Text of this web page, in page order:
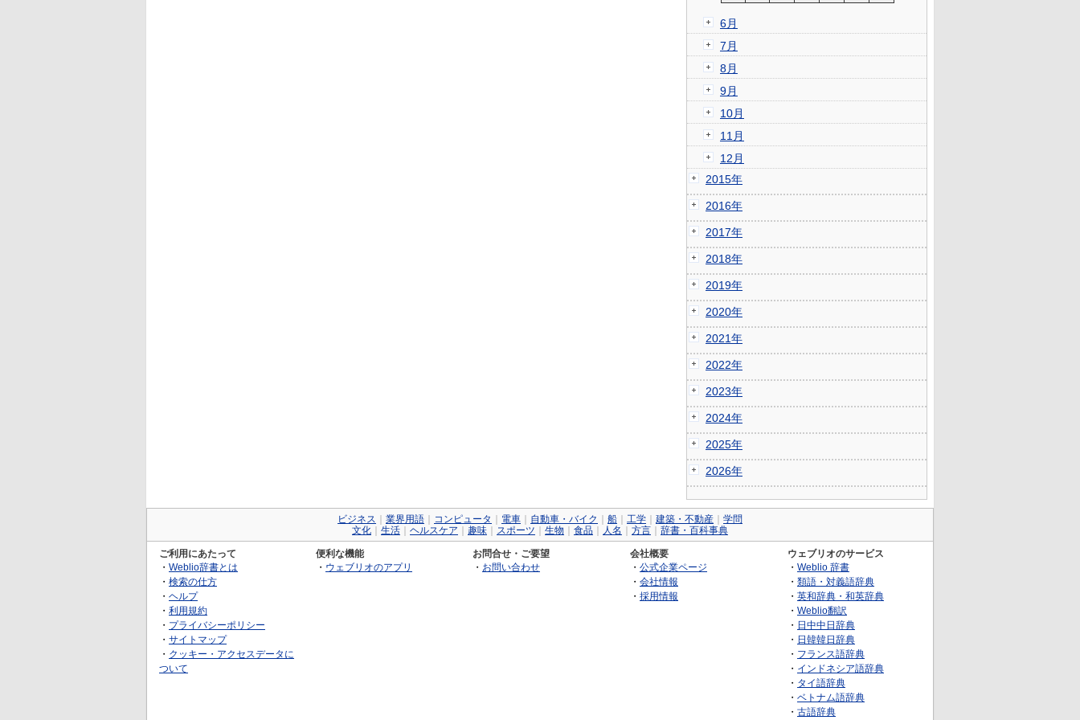
6月
7月
8月
9月
10月
11月
12月
2015年
2016年
2017年
2018年
2019年
2020年
2021年
2022年
2023年
2024年
2025年
2026年
ビジネス 業界用語 コンピュータ 電車 自動車・バイク 船 工学 建築・不動産
学問
文化
生活 ヘルスケア 趣味 スポーツ 生物 食品 人名 方言 辞書・百科事典
ご利用にあたって
・ Weblio辞書とは
・ 検索の仕方
・ ヘルプ
・ 利用規約
・ プライバシーポリシー
・ サイトマップ
・ クッキー・アクセスデータに
ついて
便利な機能
・ ウェブリオのアプリ
お問合せ・ご要望
・ お問い合わせ
会社概要
・ 公式企業ページ
・ 会社情報
・ 採用情報
ウェブリオのサービス
・ Weblio 辞書
・ 類語・対義語辞典
・ 英和辞典・和英辞典
・ Weblio翻訳
・ 日中中日辞典
・ 日韓韓日辞典
・ フランス語辞典
・ インドネシア語辞典
・ タイ語辞典
・ ベトナム語辞典
・ 古語辞典